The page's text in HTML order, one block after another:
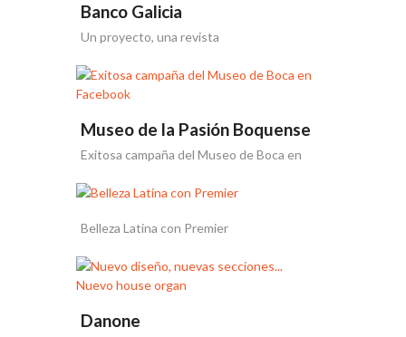
Banco Galicia
Un proyecto, una revista
Museo de la Pasión Boquense
Exitosa campaña del Museo de Boca en
Belleza Latina con Premier
Danone